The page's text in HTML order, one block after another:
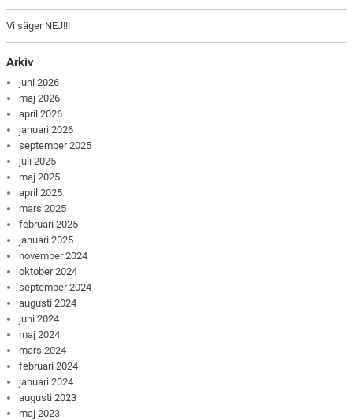
Vi säger NEJ!!!
Arkiv
juni 2026
maj 2026
april 2026
januari 2026
september 2025
juli 2025
maj 2025
april 2025
mars 2025
februari 2025
januari 2025
november 2024
oktober 2024
september 2024
augusti 2024
juni 2024
maj 2024
mars 2024
februari 2024
januari 2024
augusti 2023
maj 2023